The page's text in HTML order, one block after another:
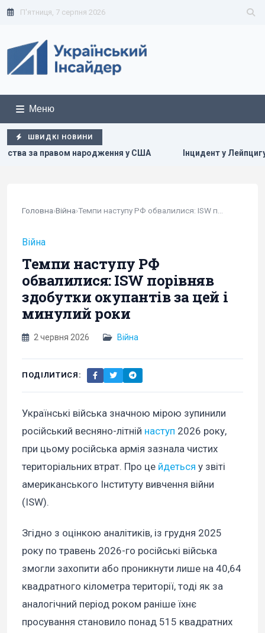
П'ятниця, 7 серпня 2026
Меню
ШВИДКІ НОВИНИ
у США Інцидент у Лейпцигу: у Німеччині
Головна›Війна›
Війна
Темпи наступу РФ
обвалилися: ISW порівняв
здобутки окупантів за цей і
минулий роки
2 червня 2026 Війна
ПОДІЛИТИСЯ:
Українські війська значною мірою зупинили
російський весняно-літній наступ 2026 року,
при цьому російська армія зазнала чистих
територіальних втрат. Про це йдеться у звіті
американського Інституту вивчення війни
(ISW).
Згідно з оцінкою аналітиків, із грудня 2025
року по травень 2026-го російські війська
змогли захопити або проникнути лише на 40,64
квадратного кілометра території, тоді як за
аналогічний період роком раніше їхнє
просування становило понад 515 квадратних